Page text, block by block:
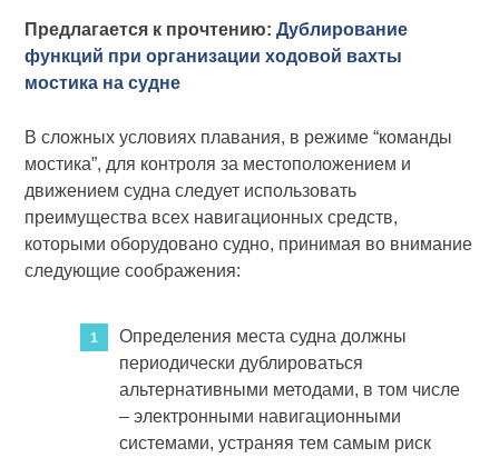
Предлагается к прочтению:Дублирование
функций при организации ходовой вахты
мостика на судне
В сложных условиях плавания, в режиме “команды
мостика”, для контроля за местоположением и
движением судна следует использовать
преимущества всех навигационных средств,
которыми оборудовано судно, принимая во внимание
следующие соображения:
Определения места судна должны
периодически дублироваться
альтернативными методами, в том числе
– электронными навигационными
системами, устраняя тем самым риск